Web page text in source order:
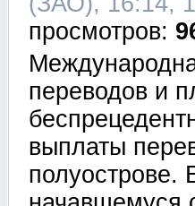
переводов и
выплаты
полуострове.